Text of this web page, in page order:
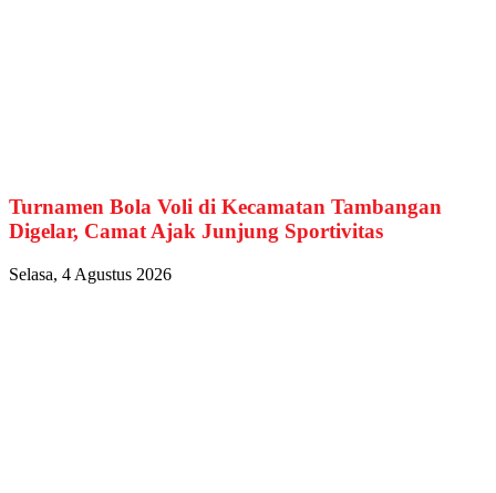
Turnamen Bola Voli di Kecamatan Tambangan
Digelar, Camat Ajak Junjung Sportivitas
Selasa, 4 Agustus 2026